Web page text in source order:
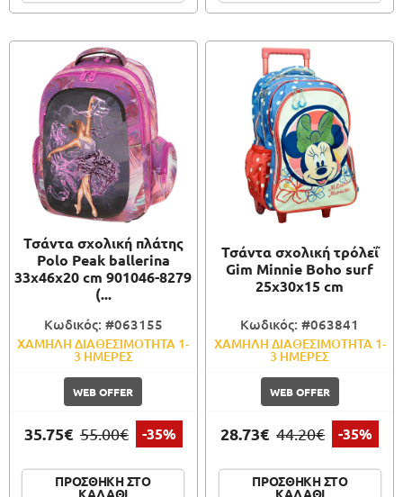
Τσάντα σχολική πλάτης
Polo Peak ballerina
33x46x20 cm 901046-8279
(...
Κωδικός: #063155
ΧΑΜΗΛΗ ΔΙΑΘΕΣΙΜΟΤΗΤΑ 1-
3 ΗΜΕΡΕΣ
WEB OFFER
35.75€ 55.00€ -35%
ΠΡΟΣΘΗΚΗ ΣΤΟ
ΚΑΛΑΘΙ
Τσάντα σχολική τρόλεΐ
Gim Minnie Boho surf
25x30x15 cm
Κωδικός: #063841
ΧΑΜΗΛΗ ΔΙΑΘΕΣΙΜΟΤΗΤΑ 1-
3 ΗΜΕΡΕΣ
WEB OFFER
28.73€ 44.20€ -35%
ΠΡΟΣΘΗΚΗ ΣΤΟ
ΚΑΛΑΘΙ